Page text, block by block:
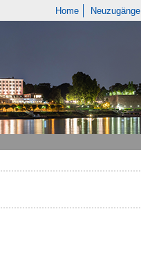
Home Neuzugänge